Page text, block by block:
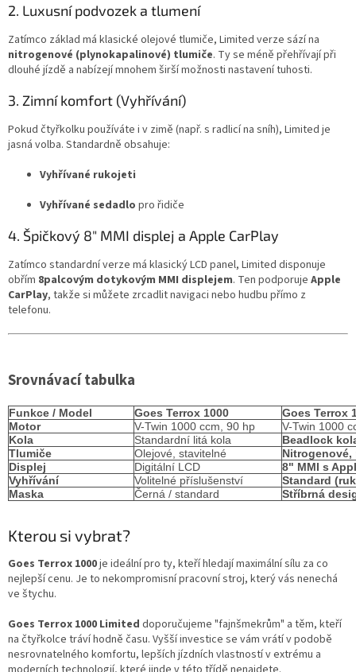
2. Luxusní podvozek a tlumení
Zatímco základ má klasické olejové tlumiče, Limited verze sází na
nitrogenové (plynokapalinové) tlumiče. Ty se méně přehřívají při
dlouhé jízdě a nabízejí mnohem širší možnosti nastavení tuhosti.
3. Zimní komfort (Vyhřívání)
Pokud čtyřkolku používáte i v zimě (např. s radlicí na sníh), Limited je
jasná volba. Standardně obsahuje:
Vyhřívané rukojeti
Vyhřívané sedadlo pro řidiče
4. Špičkový 8" MMI displej a Apple CarPlay
Zatímco standardní verze má klasický LCD panel, Limited disponuje
obřím 8palcovým dotykovým MMI displejem. Ten podporuje Apple
CarPlay, takže si můžete zrcadlit navigaci nebo hudbu přímo z
telefonu.
Srovnávací tabulka
Funkce / Model Goes Terrox 1000
Goes Terrox
Motor
V-Twin 1000 ccm, 90 hp
V-Twin 1000
Kola
Standardní litá kola
Beadlock
Tlumiče
Olejové, stavitelné
Displej
Digitální LCD
8" MMI s
Vyhřívání
Volitelné příslušenství
Standard
Maska
Černá / standard Stříbrná
Kterou si vybrat?
Goes Terrox 1000je ideální pro ty, kteří hledají maximální sílu za co
nejlepší cenu. Je to nekompromisní pracovní stroj, který vás nenechá
ve štychu.
Goes Terrox 1000 Limited doporučujeme "fajnšmekrům" a těm, kteří
na čtyřkolce tráví hodně času. Vyšší investice se vám vrátí v podobě
nesrovnatelného komfortu, lepších jízdních vlastností v extrému a